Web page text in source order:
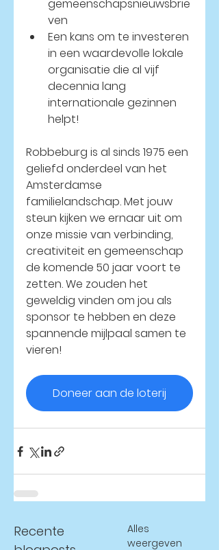
gemeenschapsnieuwsbrie
ven
Een kans om te investeren
in een waardevolle lokale
organisatie die al vijf
decennia lang
internationale gezinnen
helpt!
Robbeburg is al sinds 1975 een
geliefd onderdeel van het
Amsterdamse
familielandschap. Met jouw
steun kijken we ernaar uit om
onze missie van verbinding,
creativiteit en gemeenschap
de komende 50 jaar voort te
zetten. We zouden het
geweldig vinden om jou als
sponsor te hebben en deze
spannende mijlpaal samen te
vieren!
Doneer aan de loterij
Recente
Alles
weergeven